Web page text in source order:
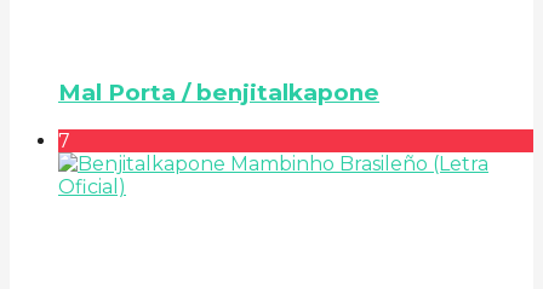
Mal Porta / benjitalkapone
7